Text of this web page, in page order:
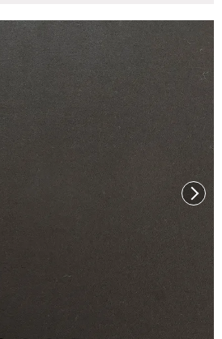
次へ